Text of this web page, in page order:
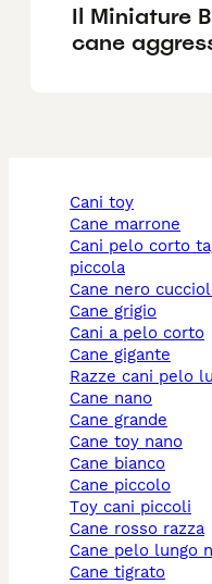
Il Miniature
cane
cani toy
cane marrone
cani pelo corto taglia
piccola
cane nero
cane grigio
cani a pelo corto
cane gigante
razze cani pelo
cane nano
cane grande
cane toy nano
cane bianco
cane piccolo
toy cani piccoli
cane rosso razza
cane pelo lungo
cane tigrato